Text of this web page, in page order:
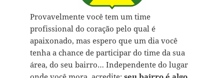
Provavelmente você tem um time
profissional do coração pelo qual é
apaixonado, mas espero que um dia você
tenha a chance de participar do time da sua
área, do seu bairro… Independente do lugar